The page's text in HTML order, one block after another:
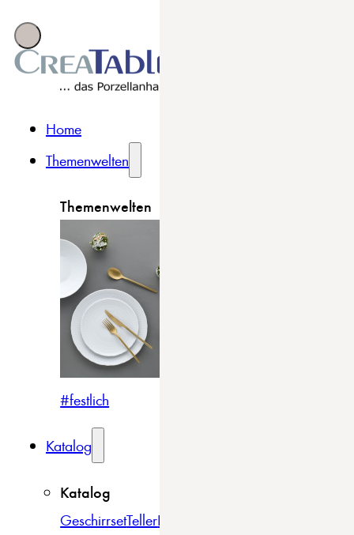
Home
Themenwelten
Themenwelten
#festlich
Katalog
Katalog
GeschirrsetTellerBowls & Schüsseln